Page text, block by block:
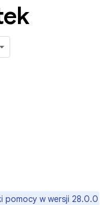
pomocy w wersji 28.0.0